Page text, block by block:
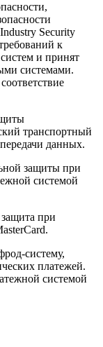
Security
к
и принят
системами.
транспортный
данных.
защиты при
системой
при
систему,
платежей.
системой